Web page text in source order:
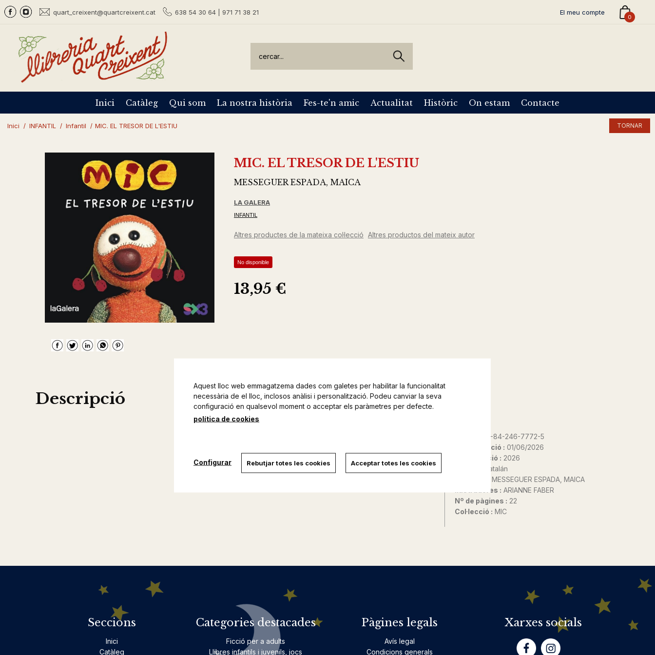
quart_creixent@quartcreixent.cat 638 54 30 64 | 971 71 38 21 El meu compte
0
Inici Catàleg Qui som La nostra història Fes-te'n amic Actualitat Històric On estam Contacte
Inici / INFANTIL / Infantil / MIC. EL TRESOR DE L'ESTIU TORNAR
MIC. EL TRESOR DE L'ESTIU
MESSEGUER ESPADA, MAICA
LA GALERA
INFANTIL
Altres productes de la mateixa col·lecció Altres productos del mateix autor
No disponible
13,95 €
Descripció
978-84-246-7772-5
Data d'edició : 01/06/2026
Any d'edició : 2026
Catalán
MESSEGUER ESPADA, MAICA
Ilustradores : ARIANNE FABER
Nº de pàgines : 22
Col·lecció : MIC
Seccions
Inici
Catàleg
Categories destacades
Ficció per a adults
Llibres infantils i juvenils, jocs
Pàgines legals
Avís legal
Condicions generals
Xarxes socials
Aquest lloc web emmagatzema dades com galetes per habilitar la funcionalitat
necessària de el lloc, inclosos anàlisi i personalització. Podeu canviar la seva
configuració en qualsevol moment o acceptar els paràmetres per defecte.
política de cookies
Configurar Rebutjar totes les cookies Acceptar totes les cookies